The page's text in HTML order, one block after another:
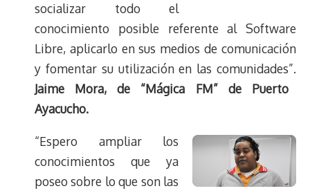
socializar todo el
conocimiento posible referente al Software
Libre, aplicarlo en sus medios de comunicación
y fomentar su utilización en las comunidades”.
Jaime Mora, de “Mágica FM” de Puerto
Ayacucho.
“Espero ampliar los
conocimientos que ya
poseo sobre lo que son las